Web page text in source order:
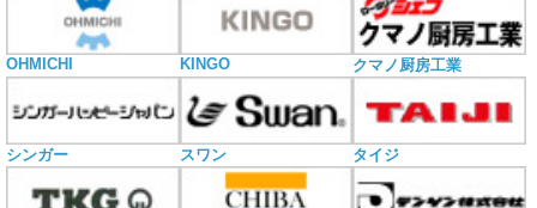
OHMICHI KINGO クマノ厨房工業
シンガー スワン タイジ